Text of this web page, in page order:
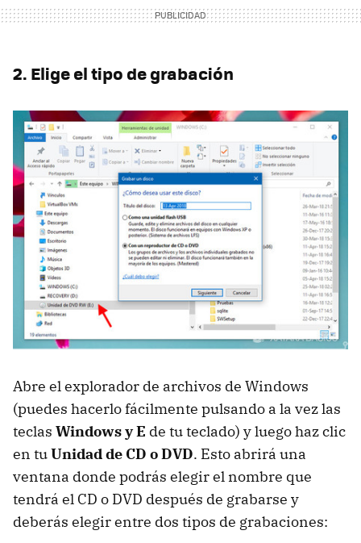
2. Elige el tipo de grabación
Abre el explorador de archivos de Windows
(puedes hacerlo fácilmente pulsando a la vez las
teclas Windows y E de tu teclado) y luego haz clic
en tuUnidad de CD o DVD. Esto abrirá una
ventana donde podrás elegir el nombre que
tendrá el CD o DVD después de grabarse y
deberás elegir entre dos tipos de grabaciones: